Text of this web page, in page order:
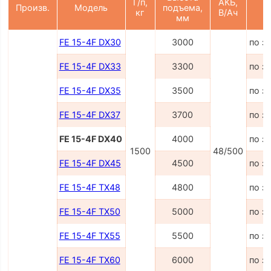
Произв. Модель
кг
подъема,
мм
В/Ач
FE 15-4F DX30
1500
3000
48/500
по
FE 15-4F DX33 3300 по
FE 15-4F DX35 3500 по
FE 15-4F DX37 3700 по
FE 15-4F DX40 4000 по
FE 15-4F DX45 4500 по
FE 15-4F TX48 4800 по
FE 15-4F TX50 5000 по
FE 15-4F TX55 5500 по
FE 15-4F TX60 6000 по